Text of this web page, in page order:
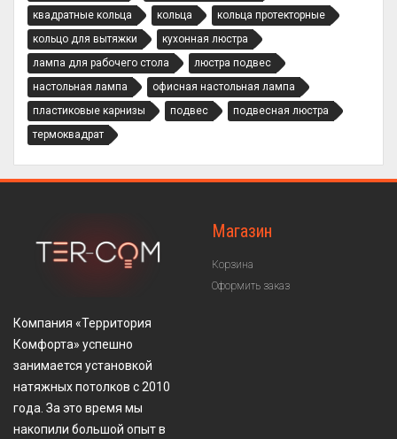
квадратные кольца
кольца
кольца протекторные
кольцо для вытяжки
кухонная люстра
лампа для рабочего стола
люстра подвес
настольная лампа
офисная настольная лампа
пластиковые карнизы
подвес
подвесная люстра
термоквадрат
Компания «Территория
Комфорта» успешно
занимается установкой
натяжных потолков с 2010
года. За это время мы
накопили большой опыт в
Магазин
Корзина
Оформить заказ